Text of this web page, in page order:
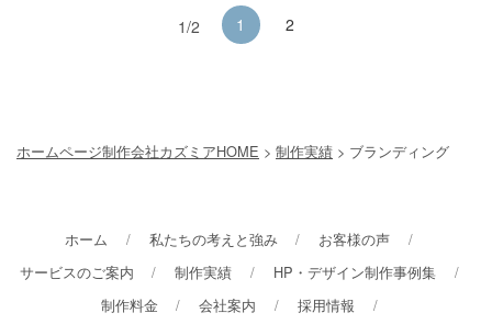
1/2 1 2
ホームページ制作会社カズミアHOME > 制作実績 > ブランディング
ホーム 私たちの考えと強み
お客様の声
サービスのご案内
制作実績
HP・デザイン制作事例集
制作料金
会社案内
採用情報